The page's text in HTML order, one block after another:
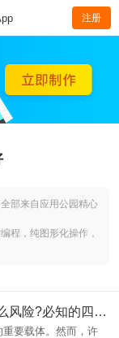
注册
部来自应用公园精心
程，纯图形化操作，
不申请APP著作权有什么风险?必知的四大隐患!
要载体。然而，许